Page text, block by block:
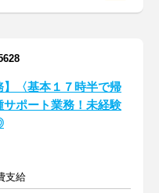
】〈基本１７時半で帰
サポート業務！未経験
支給